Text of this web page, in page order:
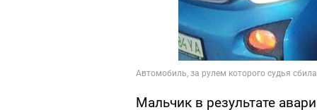
Мальчик в результате